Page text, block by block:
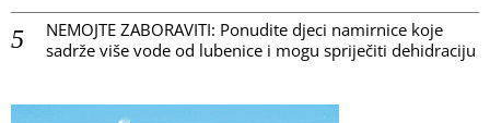
NEMOJTE ZABORAVITI: Ponudite djeci namirnice koje
sadrže više vode od lubenice i mogu spriječiti dehidraciju